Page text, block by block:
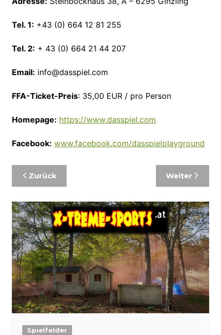
Tel. 1: +43 (0) 664 12 81 255
Tel. 2: + 43 (0) 664 21 44 207
Email: info@dasspiel.com
FFA-Ticket-Preis: 35,00 EUR / pro Person
Homepage: https://www.dasspiel.com
Facebook: www.facebook.com/dasspielplayground
Beitragsnavigation
Zurück Weiter
Spielfelder